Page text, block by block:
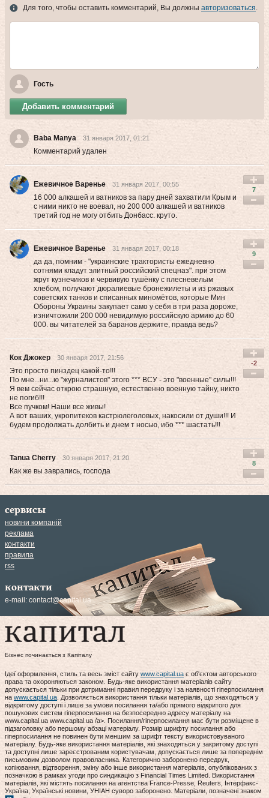
Для того, чтобы оставить комментарий, Вы должны авторизоваться.
Гость
Добавить комментарий
Baba Manya 31 января 2017, 01:21
Комментарий удален
Ежевичное Варенье 31 января 2017, 00:55
16 000 алкашей и ватников за пару дней захватили Крым и
с ними никто не воевал, но 200 000 алкашей и ватников
третий год не могу отбить Донбасс. круто.
7
Ежевичное Варенье 31 января 2017, 00:18
да да, помним - "украинские трактористы ежедневно
сотнями кладут элитный российский спецназ". при этом
жрут кузнечиков и червивую тушёнку с плесневелым
хлебом, получают дюралиевые бронежилеты и из ржавых
советских танков и списанных миномётов, которые Мин
Обороны Украины закупает само у себя в три раза дороже,
изничтожили 200 000 невидимую российскую армию до 60
000. вы читателей за баранов держите, правда ведь?
9
Кок Джокер 30 января 2017, 21:56
Это просто пинздец какой-то!!!
По мне...ни...ю "журналистов" этого *** ВСУ - это "военные" силы!!!
Я вем сейчас открою страшную, естественно военную тайну, никто
не погиб!!!
Все пучком! Наши все живы!
А вот ваших, укропитеков кастрюлеголовых, накосили от души!!! И
будем продолжать долбить и днем т носью, ибо *** шастать!!!
-2
Tanua Cherry 30 января 2017, 21:20
Как же вы заврались, господа
8
сервисы
новини компаній
реклама
контакти
правила
rss
контакти
e-mail: contact@capital.ua
Бізнес починається з Капіталу
Ідеї оформлення, стиль та весь зміст сайту www.capital.ua є об'єктом авторського
права та охороняються законом. Будь-яке використання матеріалів сайту
допускається тільки при дотриманні правил передруку і за наявності гіперпосилання
на www.capital.ua. Дозволяється використання тільки матеріалів, що знаходяться у
відкритому доступі і лише за умови посилання та/або прямого відкритого для
пошукових систем гіперпосилання на безпосередню адресу матеріалу на
www.capital.ua www.capital.ua /a>. Посилання/гіперпосилання має бути розміщене в
підзаголовку або першому абзаці матеріалу. Розмір шрифту посилання або
гіперпосилання не повинен бути меншим за шрифт тексту використовуваного
матеріалу. Будь-яке використання матеріалів, які знаходяться у закритому доступі
та доступні лише зареєстрованим користувачам, допускається лише за попереднім
письмовим дозволом правовласника. Категорично заборонено передрук,
копіювання, відтворення, зміну або інше використання матеріалів, опублікованих з
позначкою в рамках угоди про синдикацію з Financial Times Limited. Використання
матеріалів, які містять посилання на агентства France-Presse, Reuters, Інтерфакс-
Україна, Українські новини, УНІАН суворо заборонено. Матеріали, позначені знаком